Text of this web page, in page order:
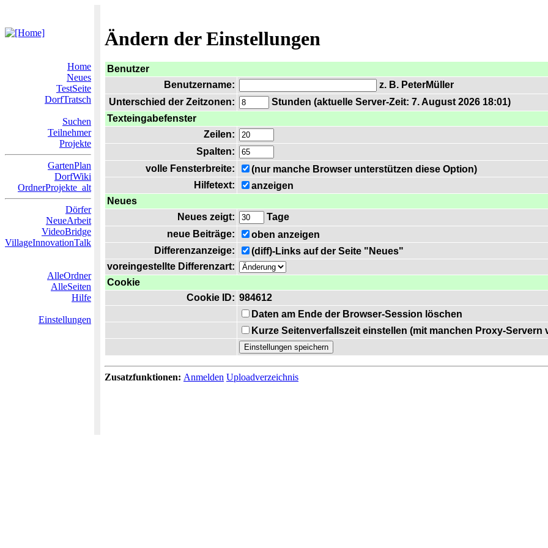
Ändern der Einstellungen
Home
Neues
TestSeite
DorfTratsch
Suchen
Teilnehmer
Projekte
GartenPlan
DorfWiki
OrdnerProjekte_alt
Dörfer
NeueArbeit
VideoBridge
VillageInnovationTalk
AlleOrdner
AlleSeiten
Hilfe
Einstellungen
Benutzer
Benutzername:
z. B. PeterMüller
Unterschied der Zeitzonen:
Stunden (aktuelle Server-Zeit: 7. August 2026 18:01)
Texteingabefenster
Zeilen:
Spalten:
volle Fensterbreite:
(nur manche Browser unterstützen diese Option)
Hilfetext:
anzeigen
Neues
Neues zeigt:
Tage
neue Beiträge:
oben anzeigen
Differenzanzeige:
(diff)-Links auf der Seite "Neues"
voreingestellte Differenzart:
Cookie
Cookie ID: 984612
Daten am Ende der Browser-Session löschen
Kurze Seitenverfallszeit einstellen (mit manchen Proxy-Servern
Zusatzfunktionen: Anmelden Uploadverzeichnis